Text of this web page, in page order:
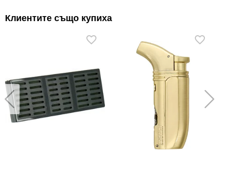
Клиентите също купиха